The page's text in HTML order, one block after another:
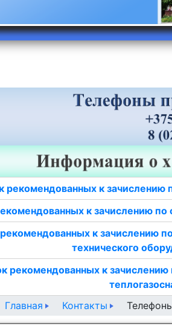
рекомендованных к зачислению
к зачислению
к зачислению
технического
рекомендованных к
Главная Контакты